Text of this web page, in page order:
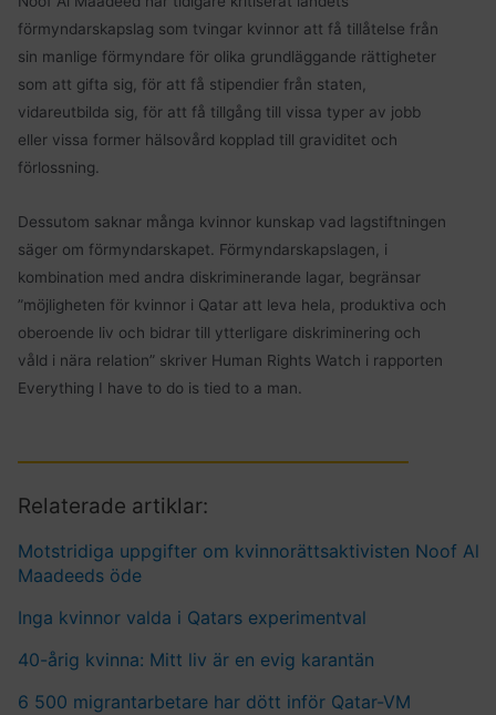
förmyndarskapslag som tvingar kvinnor att få tillåtelse från
sin manlige förmyndare för olika grundläggande rättigheter
som att gifta sig, för att få stipendier från staten,
vidareutbilda sig, för att få tillgång till vissa typer av jobb
eller vissa former hälsovård kopplad till graviditet och
förlossning.
Dessutom saknar många kvinnor kunskap vad lagstiftningen
säger om förmyndarskapet. Förmyndarskapslagen, i
kombination med andra diskriminerande lagar, begränsar
”möjligheten för kvinnor i Qatar att leva hela, produktiva och
oberoende liv och bidrar till ytterligare diskriminering och
våld i nära relation” skriver Human Rights Watch i rapporten
Everything I have to do is tied to a man.
Relaterade artiklar:
Motstridiga uppgifter om kvinnorättsaktivisten Noof Al
Maadeeds öde
Inga kvinnor valda i Qatars experimentval
40-årig kvinna: Mitt liv är en evig karantän
6 500 migrantarbetare har dött inför Qatar-VM